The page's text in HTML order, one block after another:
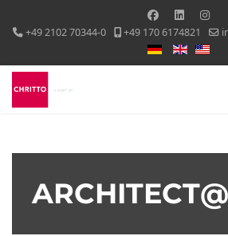
+49 2102 70344-0 +49 170 6174821
Sprache